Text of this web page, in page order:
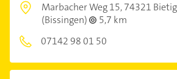
Marbacher Weg 15,74321
(Bissingen)
5,7 km
07142 98 01 50